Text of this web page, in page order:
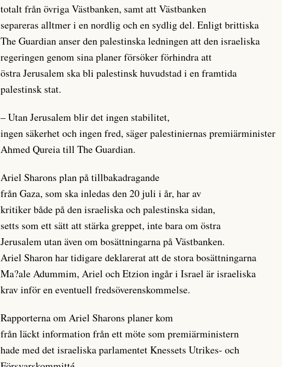
totalt från övriga Västbanken, samt att Västbanken
separeras alltmer i en nordlig och en sydlig del. Enligt brittiska
The Guardian anser den palestinska ledningen att den israeliska
regeringen genom sina planer försöker förhindra att
östra Jerusalem ska bli palestinsk huvudstad i en framtida
palestinsk stat.
– Utan Jerusalem blir det ingen stabilitet,
ingen säkerhet och ingen fred, säger palestiniernas premiärminister
Ahmed Qureia till The Guardian.
Ariel Sharons plan på tillbakadragande
från Gaza, som ska inledas den 20 juli i år, har av
kritiker både på den israeliska och palestinska sidan,
setts som ett sätt att stärka greppet, inte bara om östra
Jerusalem utan även om bosättningarna på Västbanken.
Ariel Sharon har tidigare deklarerat att de stora bosättningarna
Ma?ale Adummim, Ariel och Etzion ingår i Israel är israeliska
krav inför en eventuell fredsöverenskommelse.
Rapporterna om Ariel Sharons planer kom
från läckt information från ett möte som premiärministern
hade med det israeliska parlamentet Knessets Utrikes- och